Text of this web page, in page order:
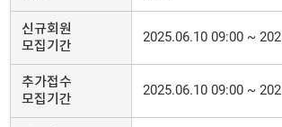
신규회원
모집기간
2025.06.10 09:00 ~
추가접수
모집기간
2025.06.10 09:00 ~